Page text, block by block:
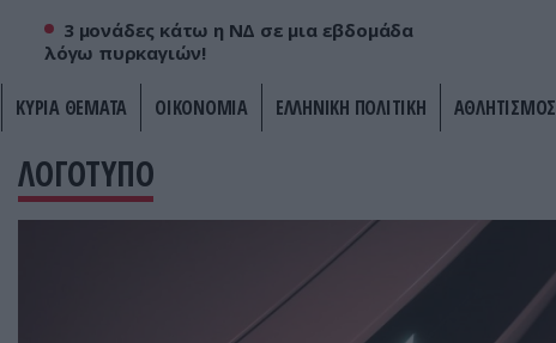
3 μονάδες κάτω η ΝΔ σε μια εβδομάδα
λόγω πυρκαγιών!
ΚΥΡΙΑ ΘΕΜΑΤΑ ΟΙΚΟΝΟΜΙΑ ΕΛΛΗΝΙΚΗ ΠΟΛΙΤΙΚΗ ΑΘΛΗΤΙΣΜΟΣ
ΛΟΓΟΤΥΠΟ